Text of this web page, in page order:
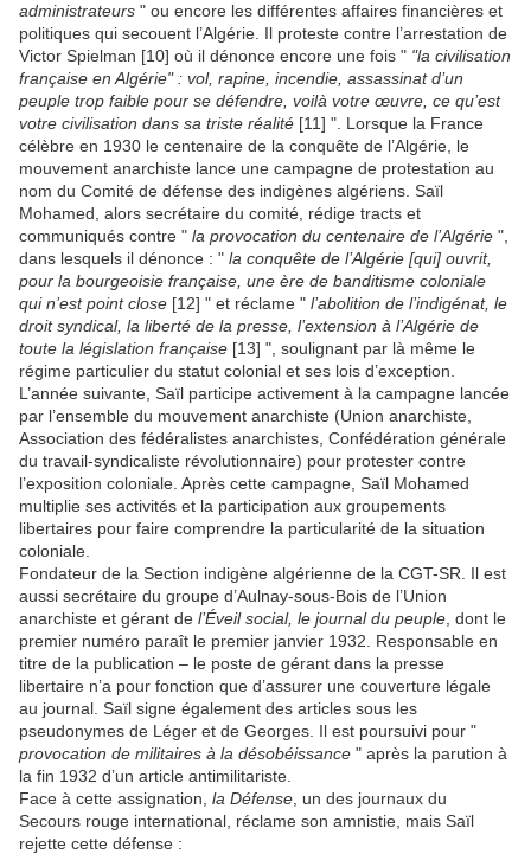
administrateurs " ou encore les différentes affaires financières et
politiques qui secouent l’Algérie. Il proteste contre l’arrestation de
Victor Spielman [10] où il dénonce encore une fois " "la civilisation
française en Algérie" : vol, rapine, incendie, assassinat d’un
peuple trop faible pour se défendre, voilà votre œuvre, ce qu’est
votre civilisation dans sa triste réalité [11] ". Lorsque la France
célèbre en 1930 le centenaire de la conquête de l’Algérie, le
mouvement anarchiste lance une campagne de protestation au
nom du Comité de défense des indigènes algériens. Saïl
Mohamed, alors secrétaire du comité, rédige tracts et
communiqués contre " la provocation du centenaire de l’Algérie ",
dans lesquels il dénonce : " la conquête de l’Algérie [qui] ouvrit,
pour la bourgeoisie française, une ère de banditisme coloniale
qui n’est point close [12] " et réclame " l’abolition de l’indigénat, le
droit syndical, la liberté de la presse, l’extension à l’Algérie de
toute la législation française [13] ", soulignant par là même le
régime particulier du statut colonial et ses lois d’exception.
L’année suivante, Saïl participe activement à la campagne lancée
par l’ensemble du mouvement anarchiste (Union anarchiste,
Association des fédéralistes anarchistes, Confédération générale
du travail-syndicaliste révolutionnaire) pour protester contre
l’exposition coloniale. Après cette campagne, Saïl Mohamed
multiplie ses activités et la participation aux groupements
libertaires pour faire comprendre la particularité de la situation
coloniale.
Fondateur de la Section indigène algérienne de la CGT-SR. Il est
aussi secrétaire du groupe d’Aulnay-sous-Bois de l’Union
anarchiste et gérant de l’Éveil social, le journal du peuple , dont le
premier numéro paraît le premier janvier 1932. Responsable en
titre de la publication – le poste de gérant dans la presse
libertaire n’a pour fonction que d’assurer une couverture légale
au journal. Saïl signe également des articles sous les
pseudonymes de Léger et de Georges. Il est poursuivi pour "
provocation de militaires à la désobéissance " après la parution à
la fin 1932 d’un article antimilitariste.
Face à cette assignation, la Défense , un des journaux du
Secours rouge international, réclame son amnistie, mais Saïl
rejette cette défense :